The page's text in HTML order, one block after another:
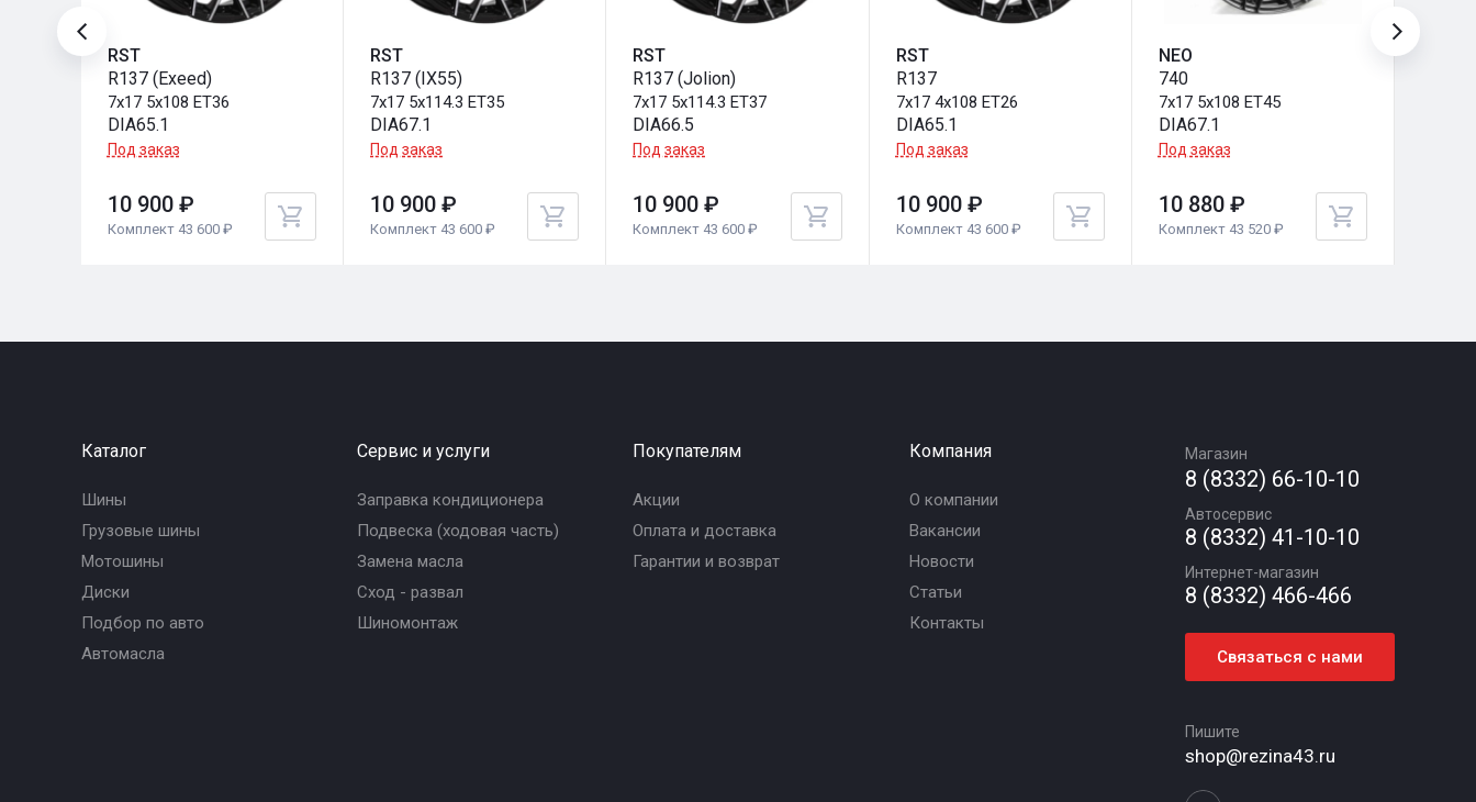
RST
R137 (Exeed)
7x17 5x108 ET36
DIA65.1
Под заказ
10 900 ₽
Комплект 43 600 ₽
RST
R137 (IX55)
7x17 5x114.3 ET35
DIA67.1
Под заказ
10 900 ₽
Комплект 43 600 ₽
RST
R137 (Jolion)
7x17 5x114.3 ET37
DIA66.5
Под заказ
10 900 ₽
Комплект 43 600 ₽
RST
R137
7x17 4x108 ET26
DIA65.1
Под заказ
10 900 ₽
Комплект 43 600 ₽
NEO
740
7x17 5x108 ET45
DIA67.1
Под заказ
10 880 ₽
Комплект 43 520 ₽
Каталог
Шины
Грузовые шины
Мотошины
Диски
Подбор по авто
Автомасла
Сервис и услуги
Заправка кондиционера
Подвеска (ходовая часть)
Замена масла
Сход - развал
Шиномонтаж
Покупателям
Акции
Оплата и доставка
Гарантии и возврат
Компания
О компании
Вакансии
Новости
Статьи
Контакты
Магазин
8 (8332) 66-10-10
Автосервис
8 (8332) 41-10-10
Интернет-магазин
8 (8332) 466-466
Связаться с нами
Пишите
shop@rezina43.ru